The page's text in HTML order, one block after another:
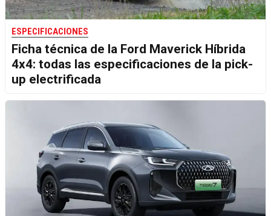
ESPECIFICACIONES
Ficha técnica de la Ford Maverick Híbrida
4x4: todas las especificaciones de la pick-
up electrificada